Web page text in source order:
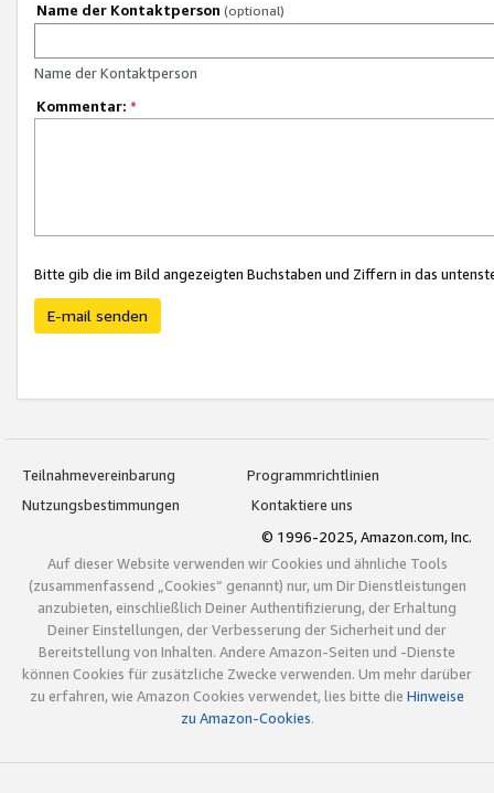
Name der Kontaktperson (optional)
Name der Kontaktperson
Kommentar: *
Bitte gib die im Bild angezeigten Buchstaben und Ziffern in das
E-mail senden
Teilnahmevereinbarung
Programmrichtlinien
Nutzungsbestimmungen
Kontaktiere uns
© 1996-2025, Amazon.com, Inc.
Auf dieser Website verwenden wir Cookies und ähnliche Tools
(zusammenfassend „Cookies“ genannt) nur, um Dir Dienstleistungen
anzubieten, einschließlich Deiner Authentifizierung, der Erhaltung
Deiner Einstellungen, der Verbesserung der Sicherheit und der
Bereitstellung von Inhalten. Andere Amazon-Seiten und -Dienste
können Cookies für zusätzliche Zwecke verwenden. Um mehr darüber
zu erfahren, wie Amazon Cookies verwendet, lies bitte die Hinweise
zu Amazon-Cookies.